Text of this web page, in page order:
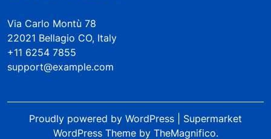
Via Carlo Montù 78
22021 Bellagio CO, Italy
+11 6254 7855
support@example.com
Proudly powered by WordPress
Supermarket
WordPress Theme by TheMagnifico.